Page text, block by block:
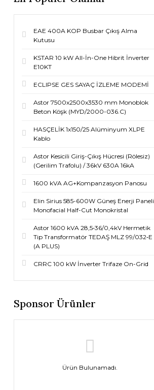
EAE 400A KOP Busbar Çıkış Alma
Kutusu
KSTAR 10 kW All-İn-One Hibrit İnverter
E10KT
ECLIPSE GES SAYAÇ İZLEME MODEMİ
Astor 7500x2500x3530 mm Monoblok
Beton Köşk (MYD/2000-036.C)
HASÇELİK 1x150/25 Alüminyum XLPE
Kablo
Astor Kesicili Giriş-Çıkış Hücresi (Rölesiz)
(Gerilim Trafolu) / 36kV 630A 16kA
1600 kVA AG+Kompanzasyon Panosu
Elin Sirius 585-600W Güneş Enerji Paneli
Monofacial Half-Cut Monokristal
Astor 1600 kVA 28,5‐36/0,4kV Hermetik
Tip Transformatör TEDAŞ MLZ 99/032‐E
(A PLUS)
CRRC 100 kW İnverter Trifaze On-Grid
Sponsor Ürünler
Ürün Bulunamadı.